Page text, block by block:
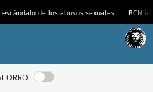
de los abusos sexuales BCN